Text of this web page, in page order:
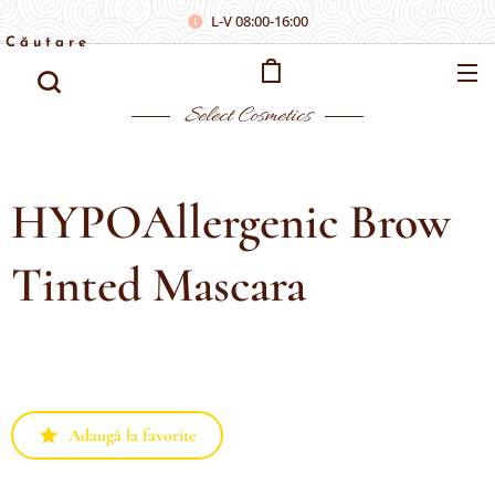
L-V 08:00-16:00
Select Cosmetics
Căutare
HYPOAllergenic Brow
Tinted Mascara
Adaugă la favorite